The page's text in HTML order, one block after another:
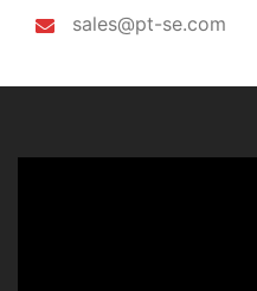
sales@pt-se.com